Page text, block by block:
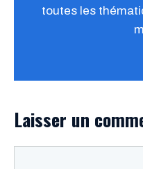
toutes les
Laisser un